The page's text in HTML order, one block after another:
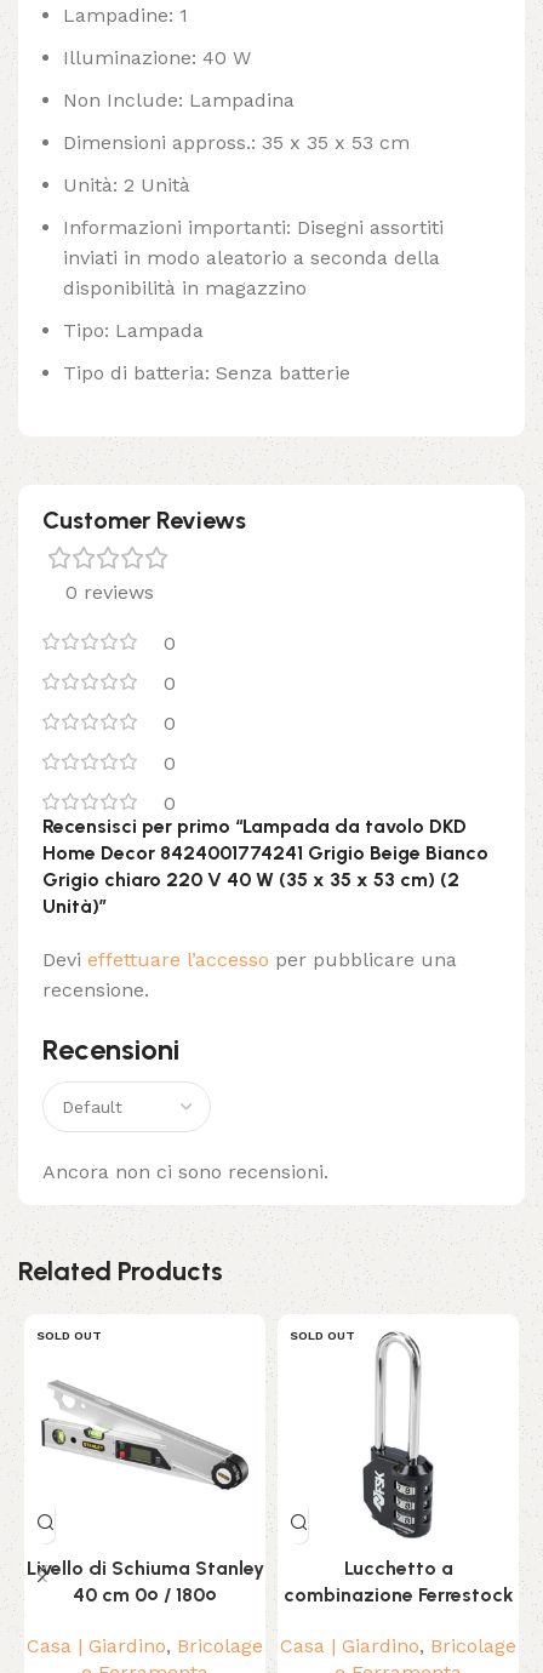
Lampadine: 1
Illuminazione: 40 W
Non Include: Lampadina
Dimensioni appross.: 35 x 35 x 53 cm
Unità: 2 Unità
Informazioni importanti: Disegni assortiti
inviati in modo aleatorio a seconda della
disponibilità in magazzino
Tipo: Lampada
Tipo di batteria: Senza batterie
Customer Reviews
0 reviews
0
0
0
0
0
Recensioni
Ancora non ci sono recensioni.
Recensisci per primo “Lampada da tavolo DKD
Home Decor 8424001774241 Grigio Beige Bianco
Grigio chiaro 220 V 40 W (35 x 35 x 53 cm) (2
Unità)”
Devi effettuare l’accesso per pubblicare una
recensione.
Related Products
SOLD OUT
Livello di Schiuma Stanley
40 cm 0º / 180º
Casa | Giardino, Bricolage
SOLD OUT
Lucchetto a
combinazione Ferrestock
Casa | Giardino, Bricolage